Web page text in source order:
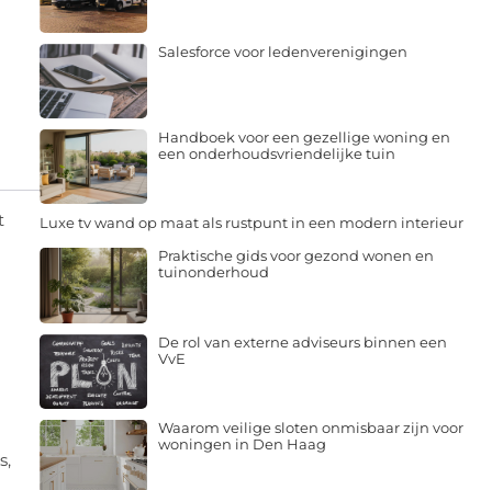
Salesforce voor ledenverenigingen
Handboek voor een gezellige woning en
een onderhoudsvriendelijke tuin
Luxe tv wand op maat als rustpunt in een modern interieur
Praktische gids voor gezond wonen en
tuinonderhoud
De rol van externe adviseurs binnen een
VvE
Waarom veilige sloten onmisbaar zijn voor
woningen in Den Haag